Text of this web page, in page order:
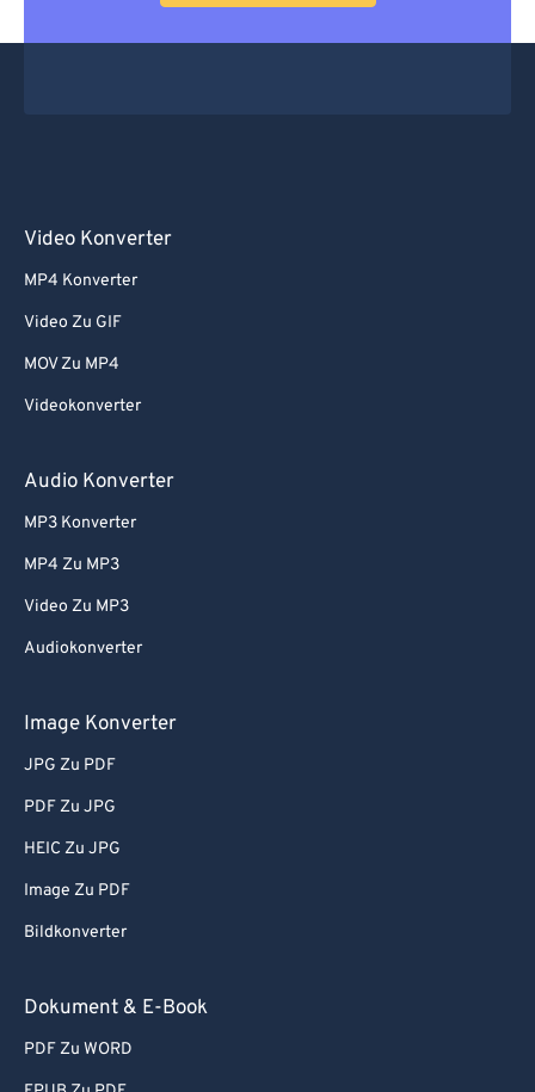
Video Konverter
MP4 Konverter
Video Zu GIF
MOV Zu MP4
Videokonverter
Audio Konverter
MP3 Konverter
MP4 Zu MP3
Video Zu MP3
Audiokonverter
Image Konverter
JPG Zu PDF
PDF Zu JPG
HEIC Zu JPG
Image Zu PDF
Bildkonverter
Dokument & E-Book
PDF Zu WORD